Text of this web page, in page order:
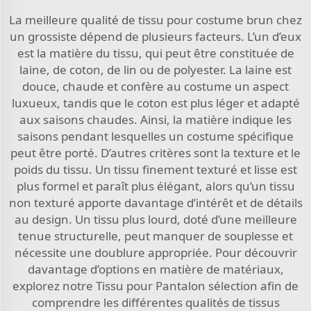
La meilleure qualité de tissu pour costume brun chez
un grossiste dépend de plusieurs facteurs. L’un d’eux
est la matière du tissu, qui peut être constituée de
laine, de coton, de lin ou de polyester. La laine est
douce, chaude et confère au costume un aspect
luxueux, tandis que le coton est plus léger et adapté
aux saisons chaudes. Ainsi, la matière indique les
saisons pendant lesquelles un costume spécifique
peut être porté. D’autres critères sont la texture et le
poids du tissu. Un tissu finement texturé et lisse est
plus formel et paraît plus élégant, alors qu’un tissu
non texturé apporte davantage d’intérêt et de détails
au design. Un tissu plus lourd, doté d’une meilleure
tenue structurelle, peut manquer de souplesse et
nécessite une doublure appropriée. Pour découvrir
davantage d’options en matière de matériaux,
explorez notre Tissu pour Pantalon sélection afin de
comprendre les différentes qualités de tissus